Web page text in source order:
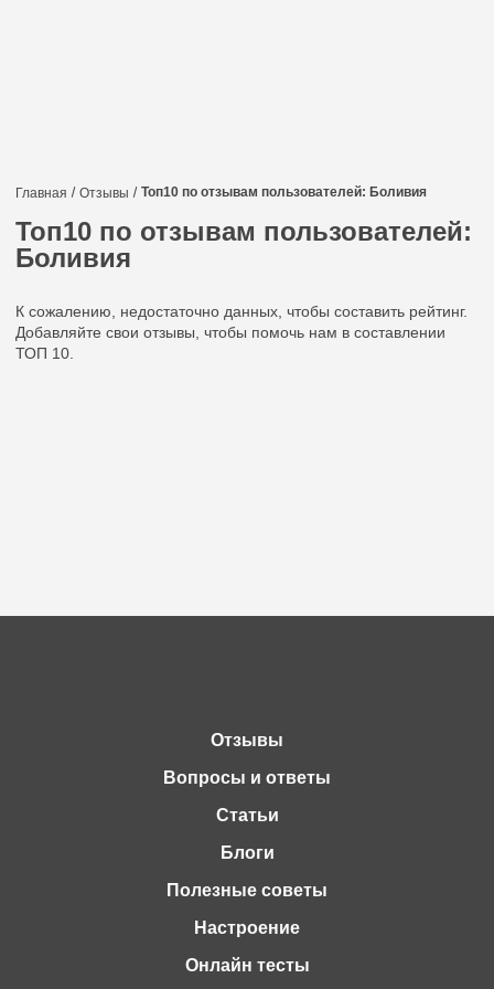
Главная Отзывы Топ10 по отзывам пользователей: Боливия
Топ10 по отзывам пользователей:
Боливия
К сожалению, недостаточно данных, чтобы составить рейтинг.
Добавляйте свои отзывы, чтобы помочь нам в составлении
ТОП 10.
Отзывы
Вопросы и ответы
Статьи
Блоги
Полезные советы
Настроение
Онлайн тесты